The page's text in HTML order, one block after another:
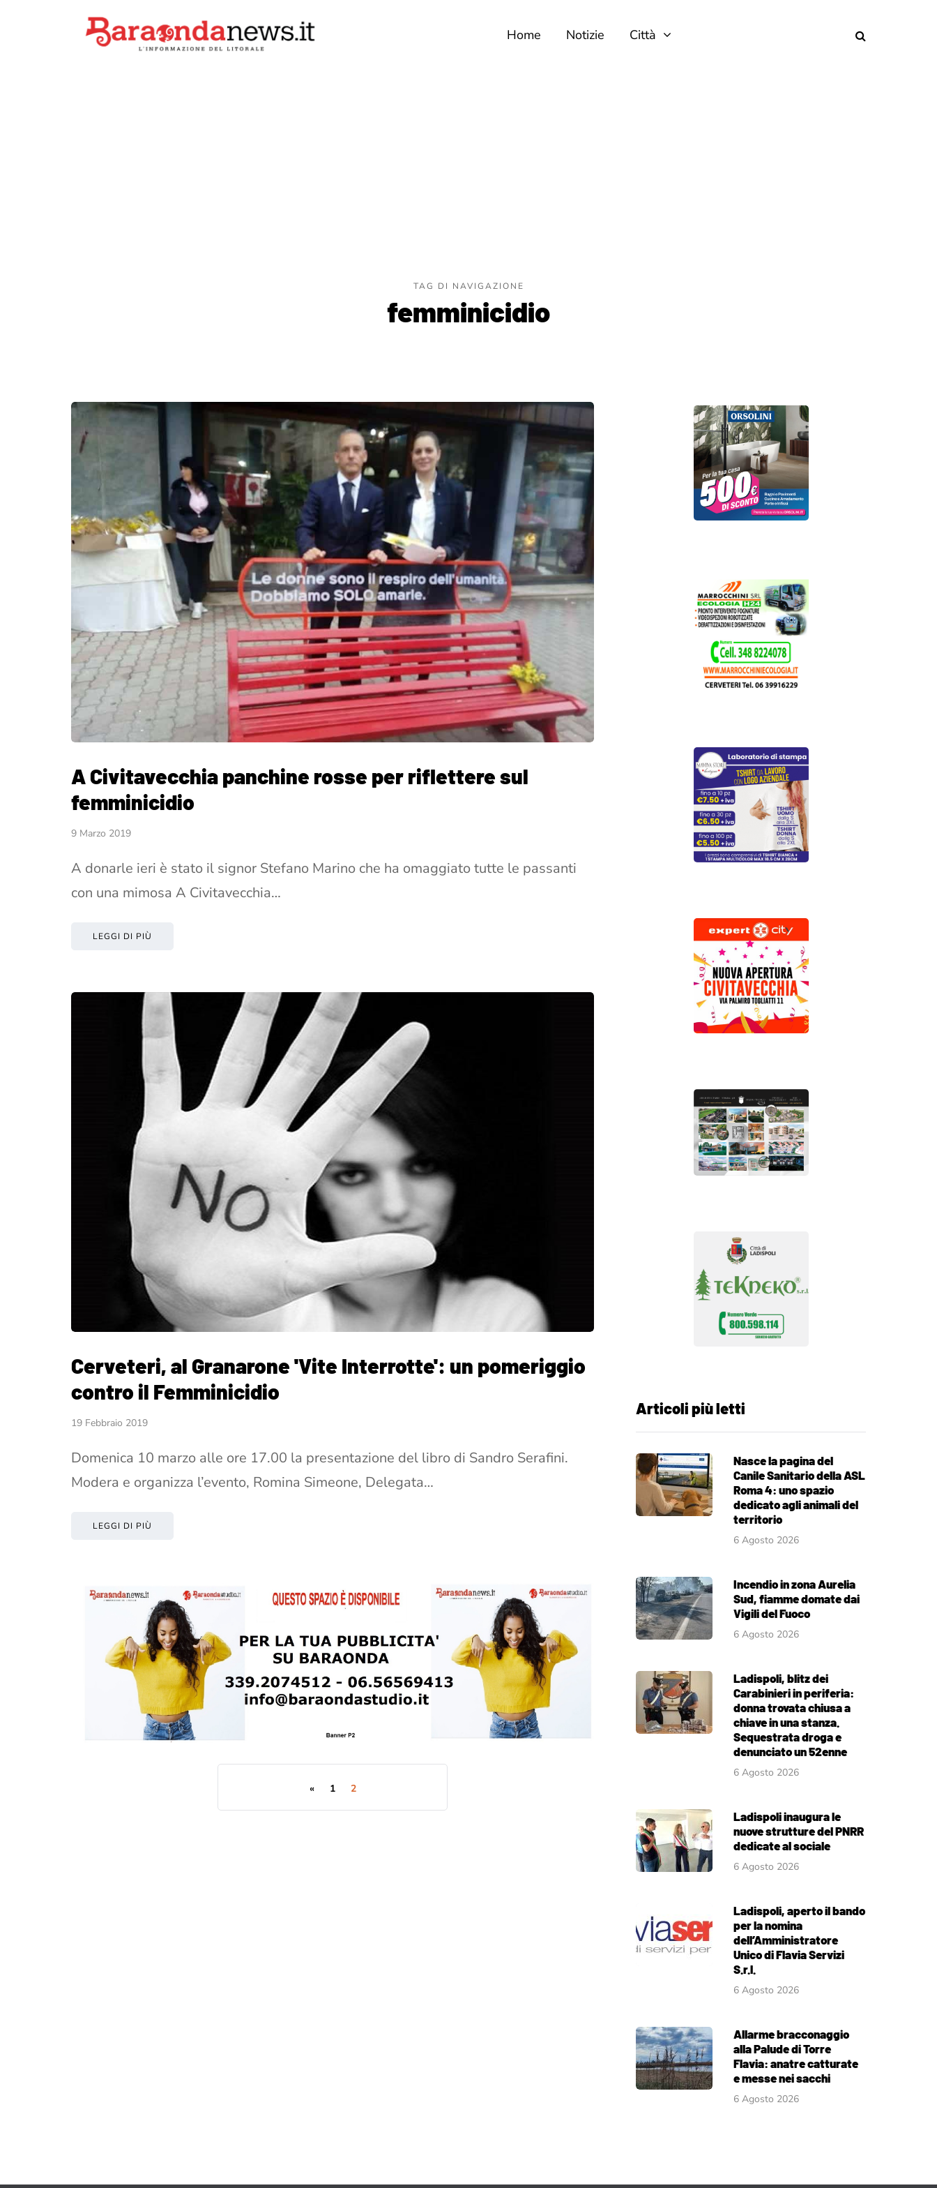
Home Notizie Città
TAG DI NAVIGAZIONE
femminicidio
A Civitavecchia panchine rosse per riflettere sul
femminicidio
9 Marzo 2019
A donarle ieri è stato il signor Stefano Marino che ha omaggiato tutte le passanti
con una mimosa A Civitavecchia…
LEGGI DI PIÙ
Cerveteri, al Granarone 'Vite Interrotte': un pomeriggio
contro il Femminicidio
19 Febbraio 2019
Domenica 10 marzo alle ore 17.00 la presentazione del libro di Sandro Serafini.
Modera e organizza l’evento, Romina Simeone, Delegata…
LEGGI DI PIÙ
« 1 2
Articoli più letti
Nasce la pagina del
Canile Sanitario della ASL
Roma 4: uno spazio
dedicato agli animali del
territorio
6 Agosto 2026
Incendio in zona Aurelia
Sud, fiamme domate dai
Vigili del Fuoco
6 Agosto 2026
Ladispoli, blitz dei
Carabinieri in periferia:
donna trovata chiusa a
chiave in una stanza.
Sequestrata droga e
denunciato un 52enne
6 Agosto 2026
Ladispoli inaugura le
nuove strutture del PNRR
dedicate al sociale
6 Agosto 2026
Ladispoli, aperto il bando
per la nomina
dell’Amministratore
Unico di Flavia Servizi
S.r.l.
6 Agosto 2026
Allarme bracconaggio
alla Palude di Torre
Flavia: anatre catturate
e messe nei sacchi
6 Agosto 2026